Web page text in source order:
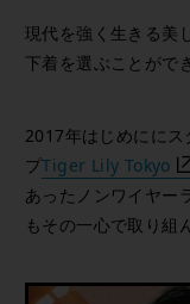
現代を強く生きる美
下着を選ぶことがで
2017年はじめににス
プTiger Lily Tokyo
あったノンワイヤー
もその一心で取り組